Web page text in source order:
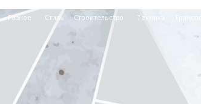
Разное Стиль Строительство Техника